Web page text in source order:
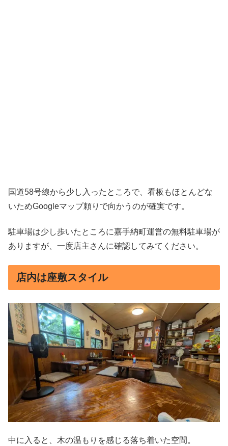
国道58号線から少し入ったところで、看板もほとんどな
いためGoogleマップ頼りで向かうのが確実です。
駐車場は少し歩いたところに嘉手納町運営の無料駐車場が
ありますが、一度店主さんに確認してみてください。
店内は座敷スタイル
中に入ると、木の温もりを感じる落ち着いた空間。